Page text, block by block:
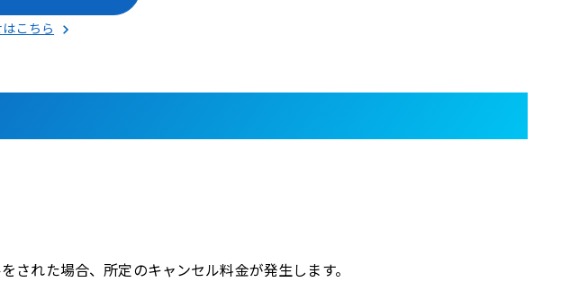
こちら
れた場合、所定のキャンセル料金が発生します。